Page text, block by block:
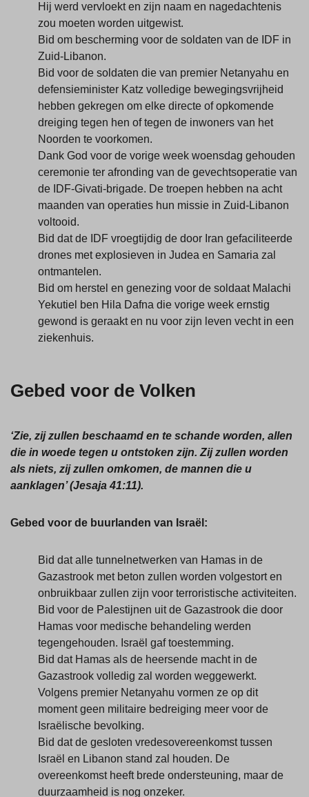
Hij werd vervloekt en zijn naam en nagedachtenis
zou moeten worden uitgewist.
Bid om bescherming voor de soldaten van de IDF in
Zuid-Libanon.
Bid voor de soldaten die van premier Netanyahu en
defensieminister Katz volledige bewegingsvrijheid
hebben gekregen om elke directe of opkomende
dreiging tegen hen of tegen de inwoners van het
Noorden te voorkomen.
Dank God voor de vorige week woensdag gehouden
ceremonie ter afronding van de gevechtsoperatie van
de IDF-Givati-brigade. De troepen hebben na acht
maanden van operaties hun missie in Zuid-Libanon
voltooid.
Bid dat de IDF vroegtijdig de door Iran gefaciliteerde
drones met explosieven in Judea en Samaria zal
ontmantelen.
Bid om herstel en genezing voor de soldaat Malachi
Yekutiel ben Hila Dafna die vorige week ernstig
gewond is geraakt en nu voor zijn leven vecht in een
ziekenhuis.
Gebed voor de Volken
‘Zie, zij zullen beschaamd en te schande worden, allen
die in woede tegen u ontstoken zijn. Zij zullen worden
als niets, zij zullen omkomen, de mannen die u
aanklagen’ (Jesaja 41:11).
Gebed voor de buurlanden van Israël:
Bid dat alle tunnelnetwerken van Hamas in de
Gazastrook met beton zullen worden volgestort en
onbruikbaar zullen zijn voor terroristische activiteiten.
Bid voor de Palestijnen uit de Gazastrook die door
Hamas voor medische behandeling werden
tegengehouden. Israël gaf toestemming.
Bid dat Hamas als de heersende macht in de
Gazastrook volledig zal worden weggewerkt.
Volgens premier Netanyahu vormen ze op dit
moment geen militaire bedreiging meer voor de
Israëlische bevolking.
Bid dat de gesloten vredesovereenkomst tussen
Israël en Libanon stand zal houden. De
overeenkomst heeft brede ondersteuning, maar de
duurzaamheid is nog onzeker.